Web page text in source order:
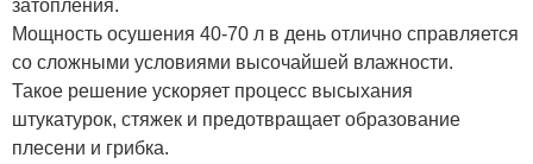
затопления.
Мощность осушения 40-70 л в день отлично справляется
со сложными условиями высочайшей влажности.
Такое решение ускоряет процесс высыхания
штукатурок, стяжек и предотвращает образование
плесени и грибка.